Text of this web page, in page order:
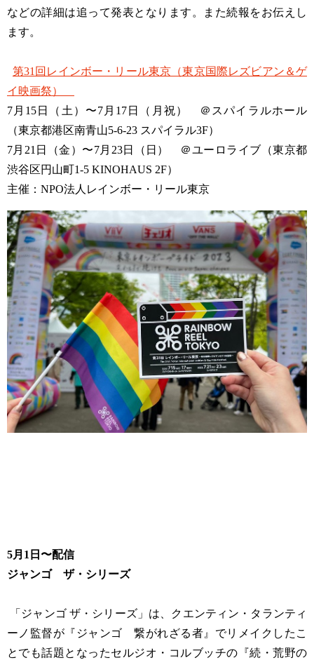
などの詳細は追って発表となります。また続報をお伝えし
ます。
第31回レインボー・リール東京（東京国際レズビアン＆ゲ
イ映画祭）
7月15日（土）〜7月17日（月祝） ＠スパイラルホール
（東京都港区南青山5-6-23 スパイラル3F）
7月21日（金）〜7月23日（日） ＠ユーロライブ（東京都
渋谷区円山町1-5 KINOHAUS 2F）
主催：NPO法人レインボー・リール東京
5月1日〜配信
ジャンゴ ザ・シリーズ
「ジャンゴ ザ・シリーズ」は、クエンティン・タランティ
ーノ監督が『ジャンゴ 繋がれざる者』でリメイクしたこ
とでも話題となったセルジオ・コルブッチの『続・荒野の